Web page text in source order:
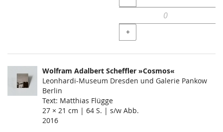
+
Wolfram Adalbert Scheffler »Cosmos«
Leonhardi-Museum Dresden und Galerie Pankow
Berlin
Text: Matthias Flügge
27 × 21 cm | 64 S. | s/w Abb.
2016